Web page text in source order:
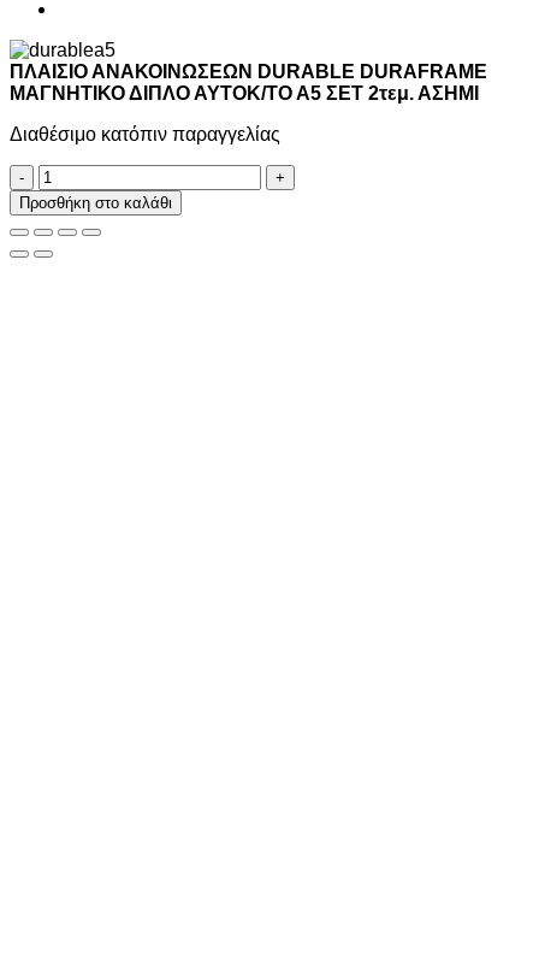
ΠΛΑΙΣΙΟ ΑΝΑΚΟΙΝΩΣΕΩΝ DURABLE DURAFRAME
ΜΑΓΝΗΤΙΚΟ ΔΙΠΛΟ ΑΥΤΟΚ/ΤΟ Α5 ΣΕΤ 2τεμ. ΑΣΗΜΙ
Διαθέσιμο κατόπιν παραγγελίας
ΠΛΑΙΣΙΟ
ΑΝΑΚΟΙΝΩΣΕΩΝ
DURABLE
DURAFRAME
ΜΑΓΝΗΤΙΚΟ
Προσθήκη στο καλάθι